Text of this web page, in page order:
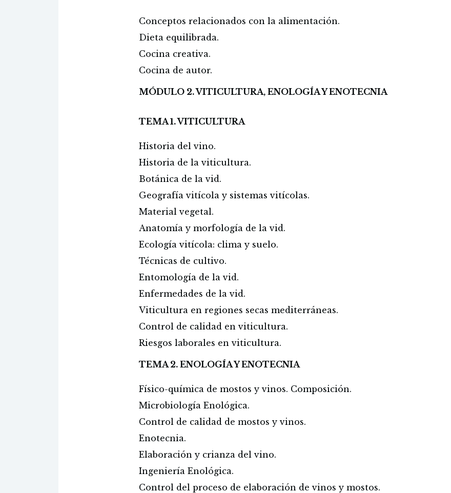
Conceptos relacionados con la alimentación.
Dieta equilibrada.
Cocina creativa.
Cocina de autor.
MÓDULO 2. VITICULTURA, ENOLOGÍA Y ENOTECNIA
TEMA 1. VITICULTURA
Historia del vino.
Historia de la viticultura.
Botánica de la vid.
Geografía vitícola y sistemas vitícolas.
Material vegetal.
Anatomía y morfología de la vid.
Ecología vitícola: clima y suelo.
Técnicas de cultivo.
Entomología de la vid.
Enfermedades de la vid.
Viticultura en regiones secas mediterráneas.
Control de calidad en viticultura.
Riesgos laborales en viticultura.
TEMA 2. ENOLOGÍA Y ENOTECNIA
Físico-química de mostos y vinos. Composición.
Microbiología Enológica.
Control de calidad de mostos y vinos.
Enotecnia.
Elaboración y crianza del vino.
Ingeniería Enológica.
Control del proceso de elaboración de vinos y mostos.